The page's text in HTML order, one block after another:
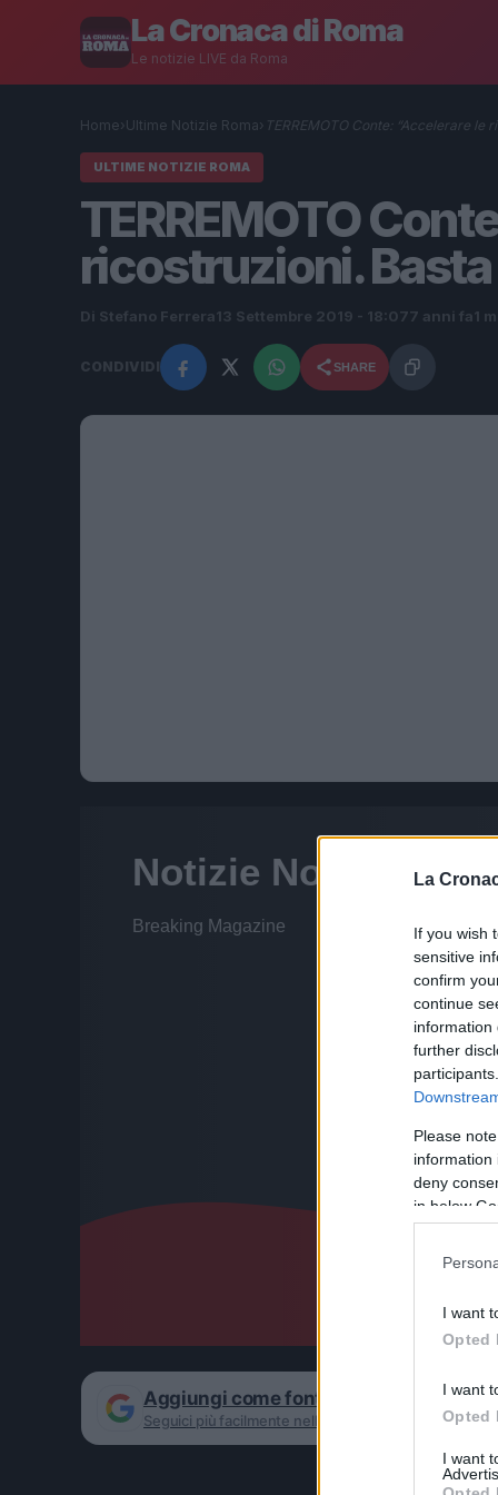
La
If you wish
sensitive
confirm
continue
information
further
Please
information
deny
in below
I want
Opted
I want
Opted
I want
La Cronaca di Roma
Le notizie LIVE da Roma
Home› Ultime Notizie Roma› TERREMOTO Conte: “Accelerare le
ULTIME NOTIZIE ROMA
TERREMOTO
ricostruzioni.
Di Stefano Ferrera 13 Settembre 2019 - 18:077 anni fa 1
CONDIVIDI SHARE
Aggiungi come fonte preferita su
Seguici più facilmente nelle notizie consigliate